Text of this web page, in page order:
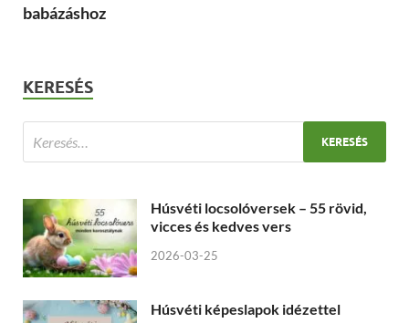
babázáshoz
KERESÉS
Húsvéti locsolóversek – 55 rövid,
vicces és kedves vers
2026-03-25
Húsvéti képeslapok idézettel